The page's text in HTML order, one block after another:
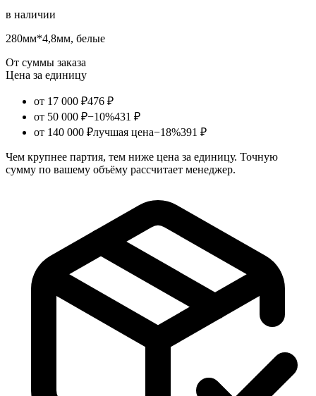
в наличии
280мм*4,8мм, белые
От суммы заказа
Цена за единицу
от 17 000 ₽476 ₽
от 50 000 ₽−10%431 ₽
от 140 000 ₽лучшая цена−18%391 ₽
Чем крупнее партия, тем ниже цена за единицу. Точную
сумму по вашему объёму рассчитает менеджер.